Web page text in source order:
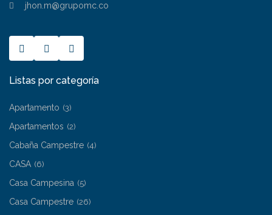
jhon.m@grupomc.co
Listas por categoría
Apartamento (3)
Apartamentos (2)
Cabaña Campestre (4)
CASA (6)
Casa Campesina (5)
Casa Campestre (26)